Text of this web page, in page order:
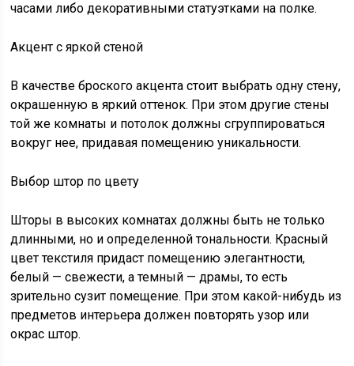
часами либо декоративными статуэтками на полке.
Акцент с яркой стеной
В качестве броского акцента стоит выбрать одну стену,
окрашенную в яркий оттенок. При этом другие стены
той же комнаты и потолок должны сгруппироваться
вокруг нее, придавая помещению уникальности.
Выбор штор по цвету
Шторы в высоких комнатах должны быть не только
длинными, но и определенной тональности. Красный
цвет текстиля придаст помещению элегантности,
белый — свежести, а темный — драмы, то есть
зрительно сузит помещение. При этом какой-нибудь из
предметов интерьера должен повторять узор или
окрас штор.